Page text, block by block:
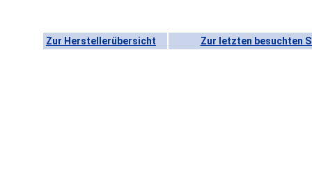
Zur Herstellerübersicht Zur letzten besuchten